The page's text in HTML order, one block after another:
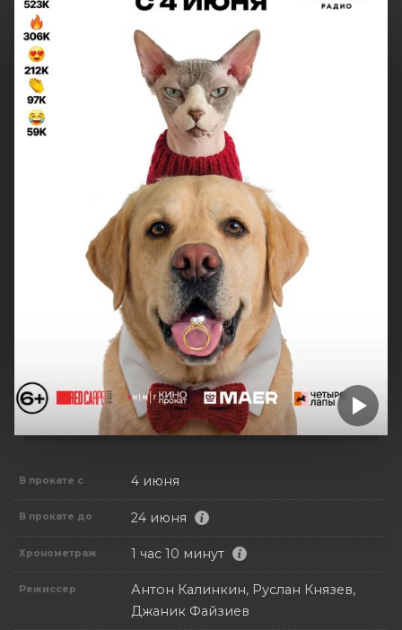
В прокате с 4 июня
В прокате до 24 июня
Хронометраж 1 час 10 минут
Режиссер
Антон Калинкин, Руслан Князев,
Джаник Файзиев